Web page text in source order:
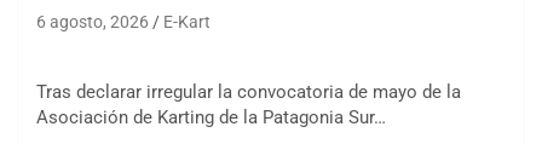
6 agosto, 2026 E-Kart
Tras declarar irregular la convocatoria de mayo de la
Asociación de Karting de la Patagonia Sur…